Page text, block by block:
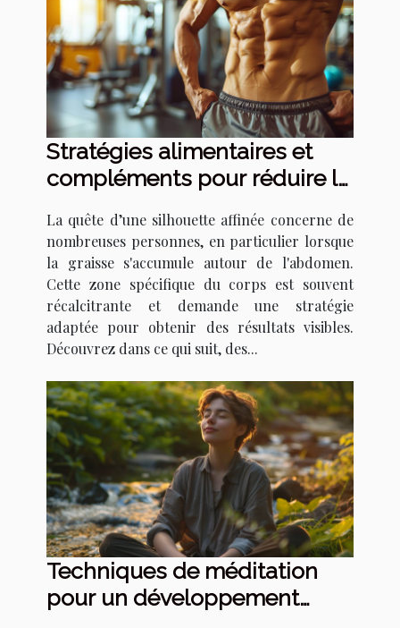
Stratégies alimentaires et
compléments pour réduire la
La quête d’une silhouette affinée concerne de
nombreuses personnes, en particulier lorsque
la graisse s'accumule autour de l'abdomen.
Cette zone spécifique du corps est souvent
récalcitrante et demande une stratégie
adaptée pour obtenir des résultats visibles.
Découvrez dans ce qui suit, des...
Techniques de méditation
pour un développement